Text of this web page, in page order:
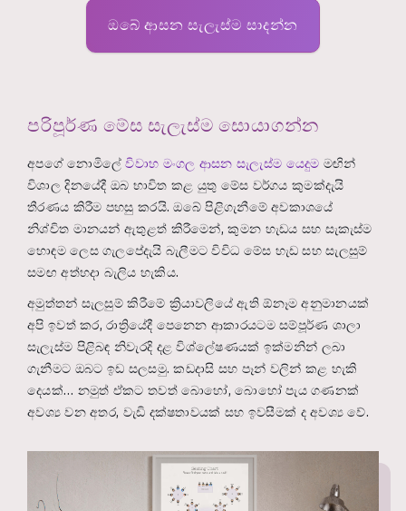
ඔබේ ආසන සැලැස්ම සාදන්න
පරිපූර්ණ මේස සැලැස්ම සොයාගන්න
අපගේ නොමිලේවිවාහ මංගල ආසන සැලැස්ම යෙදුම මඟින්
විශාල දිනයේදී ඔබ භාවිත කළ යුතු මේස වර්ගය කුමක්දැයි
තීරණය කිරීම පහසු කරයි. ඔබේ පිළිගැනීමේ අවකාශයේ
නිශ්චිත මානයන් ඇතුළත් කිරීමෙන්, කුමන හැඩය සහ සැකැස්ම
හොඳම ලෙස ගැලපේදැයි බැලීමට විවිධ මේස හැඩ සහ සැලසුම්
සමඟ අත්හදා බැලිය හැකිය.
අමුත්තන් සැලසුම් කිරීමේ ක්‍රියාවලියේ ඇති ඕනෑම අනුමානයක්
අපි ඉවත් කර, රාත්‍රියේදී පෙනෙන ආකාරයටම සම්පූර්ණ ශාලා
සැලැස්ම පිළිබඳ නිවැරදි දළ විශ්ලේෂණයක් ඉක්මනින් ලබා
ගැනීමට ඔබට ඉඩ සලසමු. කඩදාසි සහ පෑන් වලින් කළ හැකි
දෙයක්… නමුත් ඒකට තවත් බොහෝ, බොහෝ පැය ගණනක්
අවශ්‍ය වන අතර, වැඩි දක්ෂතාවයක් සහ ඉවසීමක් ද අවශ්‍ය වේ.